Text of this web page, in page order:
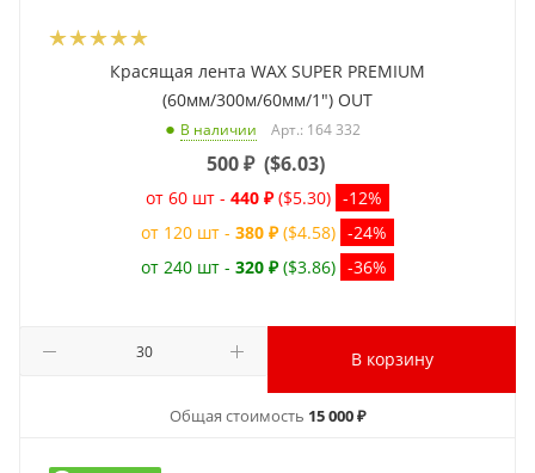
Красящая лента WAX SUPER PREMIUM
(60мм/300м/60мм/1") OUT
В наличии Арт.: 164 332
500₽ ($6.03)
от 60 шт - 440 ₽ ($5.30) -12%
от 120 шт - 380 ₽ ($4.58) -24%
от 240 шт - 320 ₽ ($3.86) -36%
В корзину
Общая стоимость 15 000 ₽